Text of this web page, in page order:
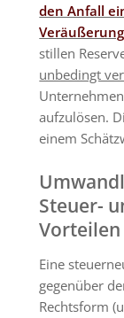
den Anfall
stillen
unbedingt
aufzulösen.
einem
Steuer-
Vorteilen
Eine
gegenüber
Rechtsform